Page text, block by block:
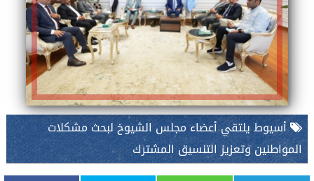
أسيوط يلتقي أعضاء مجلس الشيوخ لبحث مشكلات
المواطنين وتعزيز التنسيق المشترك